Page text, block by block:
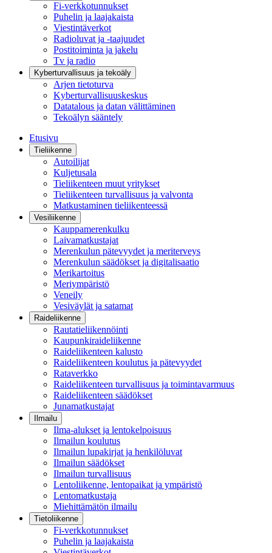
Fi-verkkotunnukset
Puhelin ja laajakaista
Viestintäverkot
Radioluvat ja -taajuudet
Postitoiminta ja jakelu
Tv ja radio
Kyberturvallisuus ja tekoäly
Arjen tietoturva
Kyberturvallisuuskeskus
Datatalous ja datan välittäminen
Tekoälyn sääntely
Etusivu
Tieliikenne
Autoilijat
Kuljetusala
Tieliikenteen muut yritykset
Tieliikenteen turvallisuus ja valvonta
Matkustaminen tieliikenteessä
Vesiliikenne
Kauppamerenkulku
Laivamatkustajat
Merenkulun pätevyydet ja meriterveys
Merenkulun säädökset ja digitalisaatio
Merikartoitus
Meriympäristö
Veneily
Vesiväylät ja satamat
Raideliikenne
Rautatieliikennöinti
Kaupunkiraideliikenne
Raideliikenteen kalusto
Raideliikenteen koulutus ja pätevyydet
Rataverkko
Raideliikenteen turvallisuus ja toimintavarmuus
Raideliikenteen säädökset
Junamatkustajat
Ilmailu
Ilma-alukset ja lentokelpoisuus
Ilmailun koulutus
Ilmailun lupakirjat ja henkilöluvat
Ilmailun säädökset
Ilmailun turvallisuus
Lentoliikenne, lentopaikat ja ympäristö
Lentomatkustaja
Miehittämätön ilmailu
Tietoliikenne
Fi-verkkotunnukset
Puhelin ja laajakaista